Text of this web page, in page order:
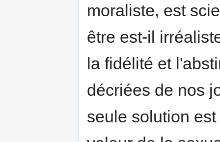
moraliste, est
être est-il
la fidélité et
décriées de nos
seule solution